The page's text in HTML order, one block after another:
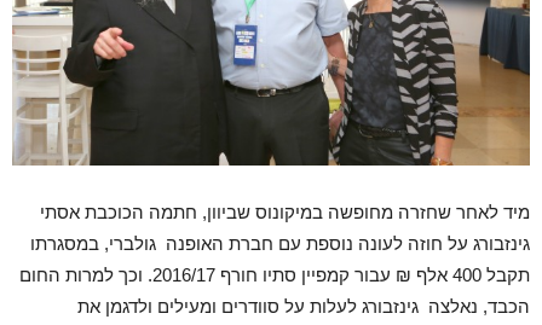
מיד לאחר שחזרה מחופשה במיקונוס שביוון, חתמה הכוכבת אסתי
גינזבורג על חוזה לעונה נוספת עם חברת האופנה גולברי, במסגרתו
תקבל 400 אלף ₪ עבור קמפיין סתיו חורף 2016/17. וכך למרות החום
הכבד, נאלצה גינזבורג לעלות על סוודרים ומעילים ולדגמן את